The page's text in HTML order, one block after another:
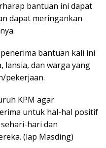
bantuan ini dapat
dapat meringankan
bantuan kali ini
lansia, dan warga yang
pekerjaan.
KPM agar
untuk hal-hal positif
hari dan
(lap Masding)